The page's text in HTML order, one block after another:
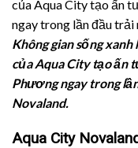
Không gian sống
của Aqua City tạo ấn
Phương ngay trong
Novaland.
Aqua City